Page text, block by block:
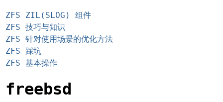
ZFS ZIL(SLOG) 组件
ZFS 技巧与知识
ZFS 针对使用场景的优化方法
ZFS 踩坑
ZFS 基本操作
freebsd